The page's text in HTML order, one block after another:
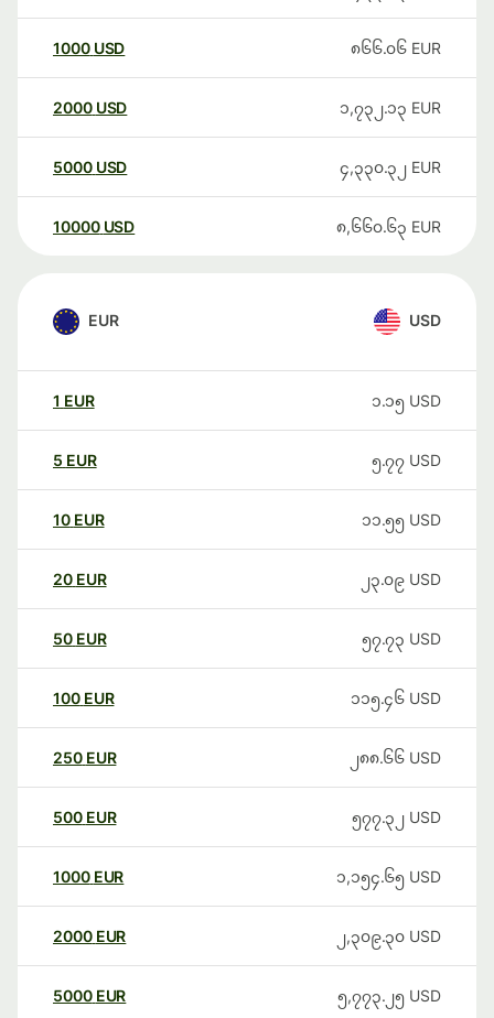
1000 USD ၈၆၆.၀၆ EUR
2000 USD ၁,၇၃၂.၁၃ EUR
5000 USD ၄,၃၃၀.၃၂ EUR
10000 USD ၈,၆၆၀.၆၃ EUR
EUR USD
1 EUR ၁.၁၅ USD
5 EUR ၅.၇၇ USD
10 EUR ၁၁.၅၅ USD
20 EUR ၂၃.၀၉ USD
50 EUR ၅၇.၇၃ USD
100 EUR ၁၁၅.၄၆ USD
250 EUR ၂၈၈.၆၆ USD
500 EUR ၅၇၇.၃၂ USD
1000 EUR ၁,၁၅၄.၆၅ USD
2000 EUR ၂,၃၀၉.၃၀ USD
5000 EUR ၅,၇၇၃.၂၅ USD